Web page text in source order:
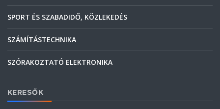
SPORT ÉS SZABADIDŐ, KÖZLEKEDÉS
SZÁMÍTÁSTECHNIKA
SZÓRAKOZTATÓ ELEKTRONIKA
KERESŐK